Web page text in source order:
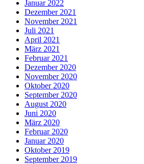
Januar 2022
Dezember 2021
November 2021
Juli 2021
April 2021
März 2021
Februar 2021
Dezember 2020
November 2020
Oktober 2020
September 2020
August 2020
Juni 2020
März 2020
Februar 2020
Januar 2020
Oktober 2019
September 2019